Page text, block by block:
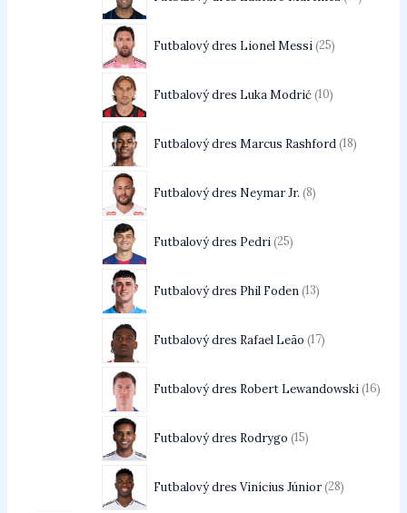
Futbalový dres Lionel Messi 25
Futbalový dres Luka Modrić 10
Futbalový dres Marcus Rashford 18
Futbalový dres Neymar Jr. 8
Futbalový dres Pedri 25
Futbalový dres Phil Foden 13
Futbalový dres Rafael Leão 17
Futbalový dres Robert Lewandowski 16
Futbalový dres Rodrygo 15
Futbalový dres Vinícius Júnior 28